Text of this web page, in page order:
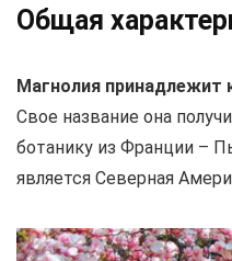
Общая
Магнолия принадлежит
Свое название она
ботанику из Франции –
является Северная